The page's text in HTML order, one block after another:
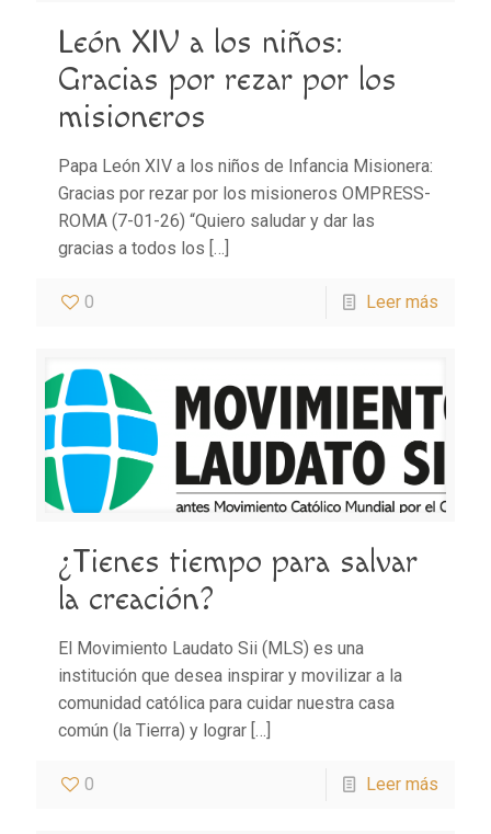
León XIV a los niños:
Gracias por rezar por los
misioneros
Papa León XIV a los niños de Infancia Misionera:
Gracias por rezar por los misioneros OMPRESS-
ROMA (7-01-26) “Quiero saludar y dar las
gracias a todos los […]
0 Leer más
¿Tienes tiempo para salvar
la creación?
El Movimiento Laudato Sii (MLS) es una
institución que desea inspirar y movilizar a la
comunidad católica para cuidar nuestra casa
común (la Tierra) y lograr […]
0 Leer más